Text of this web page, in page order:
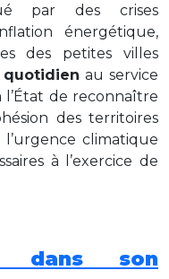
par des crises
énergétique,
des petites villes
au service
l’État de reconnaître
des territoires
climatique
à l’exercice de
dans son